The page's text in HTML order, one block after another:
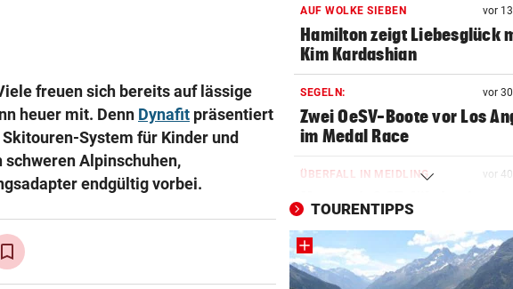
freuen sich bereits auf lässige
heuer mit. Denn Dynafit präsentiert
System für Kinder und
Alpinschuhen,
endgültig vorbei.
AUF WOLKE SIEBEN vor
Hamilton zeigt Liebesglück
Kim Kardashian
SEGELN: vor
Zwei OeSV-Boote vor Los
im Medal Race
ÜBERFALL IN MEIDLING vor
Mann stieß 27-Jährige ins
Gebüsch und würgte sie
NHL-STAR IN GRAZ: vor
„Ich habe selbst zu einem
TOURENTIPPS